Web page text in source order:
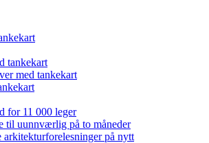
tankekart
med tankekart
for 11 000 leger
til uunnværlig på to måneder
arkitekturforelesninger på nytt